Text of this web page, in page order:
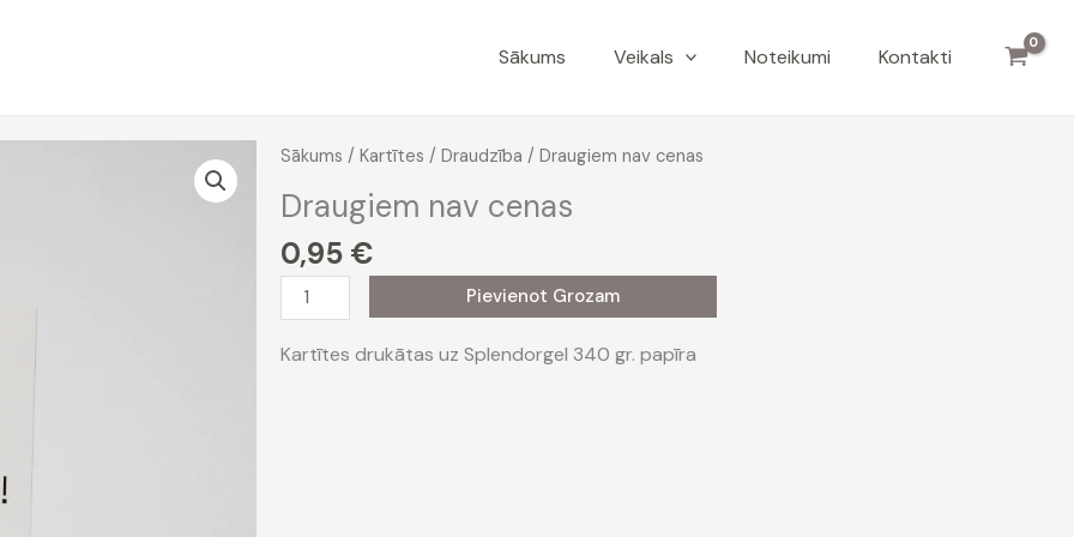
Sākums Veikals Noteikumi Kontakti
Sākums / Kartītes / Draudzība / Draugiem nav cenas
Draugiem nav cenas
0,95 €
Draugiem
nav
cenas
Pievienot Grozam
Kartītes drukātas uz Splendorgel 340 gr. papīra